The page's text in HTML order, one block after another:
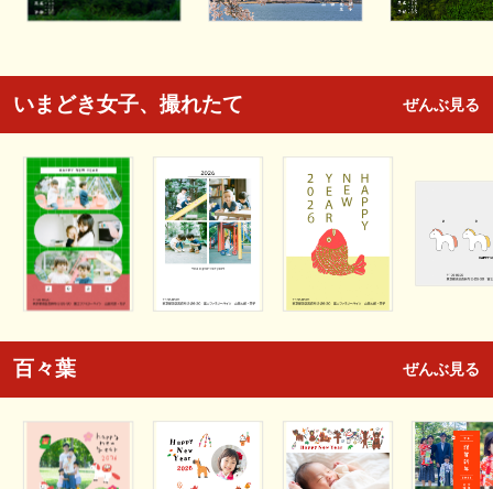
いまどき女子、撮れたて ぜんぶ見る
百々葉 ぜんぶ見る